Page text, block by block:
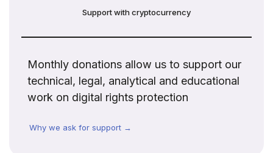
Support with cryptocurrency
Monthly donations allow us to support our
technical, legal, analytical and educational
work on digital rights protection
Why we ask for support →